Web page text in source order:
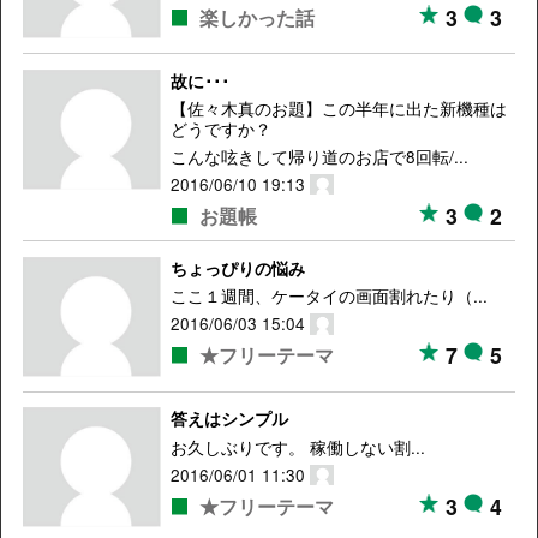
楽しかった話 3 3
故に･･･
【佐々木真のお題】この半年に出た新機種は
どうですか？
こんな呟きして帰り道のお店で8回転/...
2016/06/10 19:13
お題帳 3 2
ちょっぴりの悩み
ここ１週間、ケータイの画面割れたり（...
2016/06/03 15:04
★フリーテーマ 7 5
答えはシンプル
お久しぶりです。 稼働しない割...
2016/06/01 11:30
★フリーテーマ 3 4